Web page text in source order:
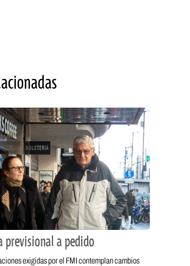
previsional a pedido
exigidas por el FMI contemplan cambios